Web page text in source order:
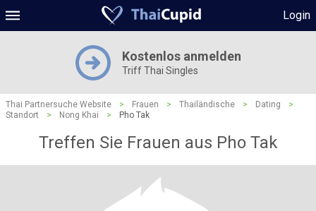
Login
Kostenlos anmelden
Triff Thai Singles
Thai Partnersuche Website > Frauen > Thailändische > Dating
>
Standort
> Nong Khai > Pho Tak
Treffen Sie Frauen aus Pho Tak